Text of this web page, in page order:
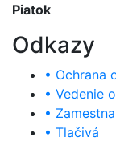
Piatok
Odkazy
• Ochrana
• Vedenie
•
• Tlačivá